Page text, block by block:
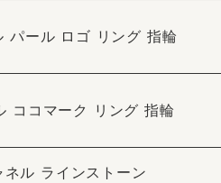
パール ロゴ リング 指輪
ココマーク リング 指輪
ネル ラインストーン